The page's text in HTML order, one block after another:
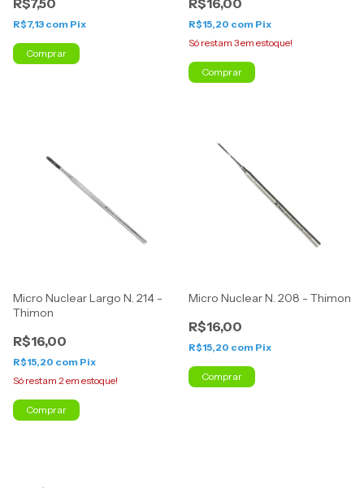
R$7,50
R$7,13 com Pix
Comprar
R$16,00
R$15,20 com Pix
Só restam 3em estoque!
Comprar
Micro Nuclear Largo N. 214 -
Thimon
R$16,00
R$15,20 com Pix
Só restam 2em estoque!
Micro Nuclear N. 208 - Thimon
R$16,00
R$15,20 com Pix
Comprar